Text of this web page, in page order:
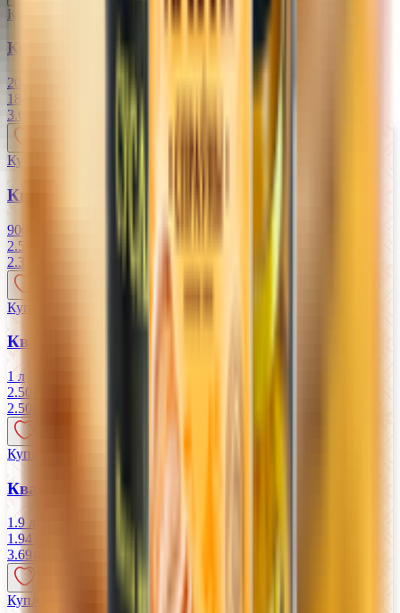
Купляйце Беларускае
Концентрат квасного сусла «Роско»
200 г
18.45 руб/кг
3.69
Купляйце Беларускае
Квас «Хатнi» Цёмны фильтрованный
900 мл
2.57 руб/л
2.31
Купляйце Беларускае
Квас «Лидский» хлебный фильтрованный
1 л
2.50 руб/л
2.50
Купляйце Беларускае
Квас «Хатнi» Цёмны фильтрованный
1.9 л
1.94 руб/л
3.69
Купляйце Беларускае